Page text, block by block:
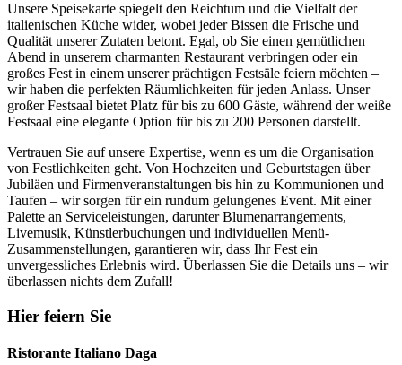
Unsere Speisekarte spiegelt den Reichtum und die Vielfalt der
italienischen Küche wider, wobei jeder Bissen die Frische und
Qualität unserer Zutaten betont. Egal, ob Sie einen gemütlichen
Abend in unserem charmanten Restaurant verbringen oder ein
großes Fest in einem unserer prächtigen Festsäle feiern möchten –
wir haben die perfekten Räumlichkeiten für jeden Anlass. Unser
großer Festsaal bietet Platz für bis zu 600 Gäste, während der weiße
Festsaal eine elegante Option für bis zu 200 Personen darstellt.
Vertrauen Sie auf unsere Expertise, wenn es um die Organisation
von Festlichkeiten geht. Von Hochzeiten und Geburtstagen über
Jubiläen und Firmenveranstaltungen bis hin zu Kommunionen und
Taufen – wir sorgen für ein rundum gelungenes Event. Mit einer
Palette an Serviceleistungen, darunter Blumenarrangements,
Livemusik, Künstlerbuchungen und individuellen Menü-
Zusammenstellungen, garantieren wir, dass Ihr Fest ein
unvergessliches Erlebnis wird. Überlassen Sie die Details uns – wir
überlassen nichts dem Zufall!
Hier feiern Sie
Ristorante Italiano Daga